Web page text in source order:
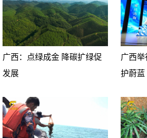
广西：点绿成金 降碳扩绿促
发展
广西
护蔚蓝